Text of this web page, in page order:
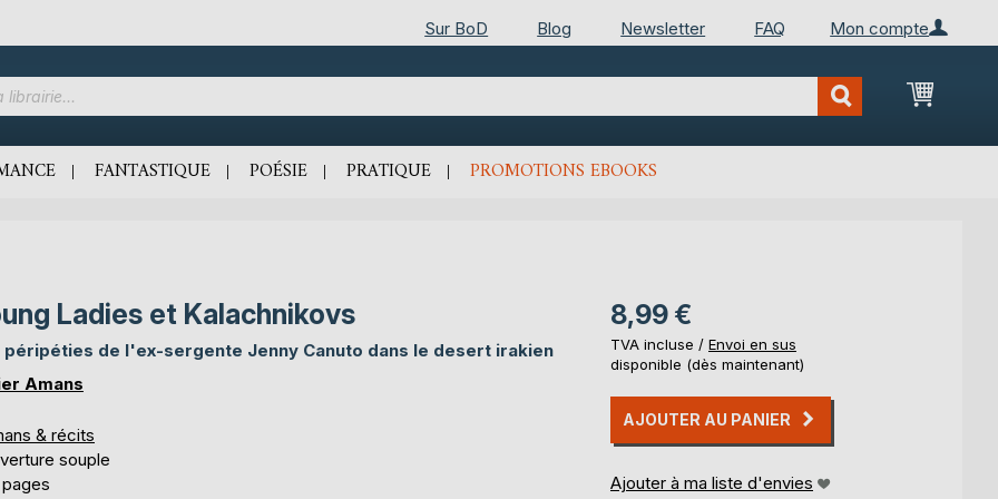
Mon compte
Sur BoD Blog Newsletter FAQ
Mon
FANTASTIQUE POÉSIE PRATIQUE PROMOTIONS EBOOKS
Ladies et Kalachnikovs
péripéties de l'ex-sergente Jenny Canuto dans le desert irakien
Amans
& récits
souple
8,99 €
TVA incluse / Envoi en sus
disponible (dès maintenant)
AJOUTER AU PANIER
Ajouter à ma liste d'envies